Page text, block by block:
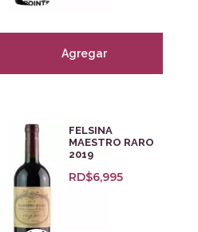
Agregar
FELSINA
MAESTRO RARO
2019
RD$6,995